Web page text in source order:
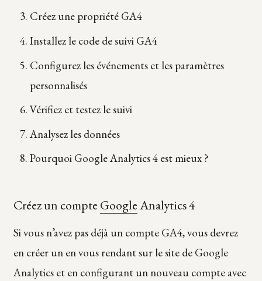
Créez une propriété GA4
Installez le code de suivi GA4
Configurez les événements et les paramètres
personnalisés
Vérifiez et testez le suivi
Analysez les données
Pourquoi Google Analytics 4 est mieux ?
Créez un compte GoogleAnalytics 4
Si vous n’avez pas déjà un compte GA4, vous devrez
en créer un en vous rendant sur le site de Google
Analytics et en configurant un nouveau compte avec